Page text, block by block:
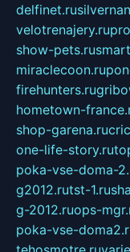
delfinet.ru
velotrenajery.ru
show-pets.ru
miraclecoon.ru
firehunters.ru
hometown-
shop-garena.ru
one-life-story.ru
poka-vse-doma-
g2012.rutst-1.ru
g-2012.ruops-
poka-vse-